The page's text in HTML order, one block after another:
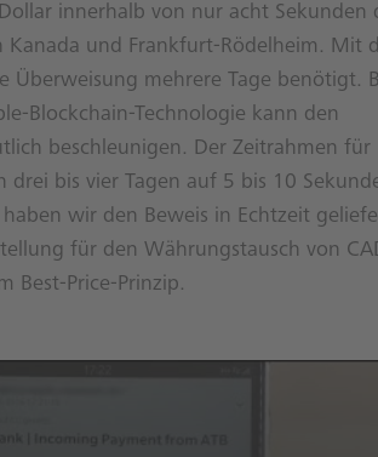
innerhalb von nur acht Sekunden
Kanada und Frankfurt-Rödelheim. Mit
Überweisung mehrere Tage benötigt.
Blockchain-Technologie kann den
beschleunigen. Der Zeitrahmen für
bis vier Tagen auf 5 bis 10
wir den Beweis in Echtzeit
für den Währungstausch von
Best-Price-Prinzip.